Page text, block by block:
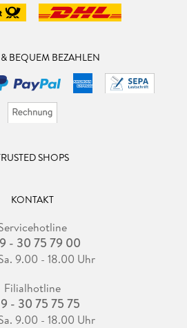
BEQUEM BEZAHLEN
SHOPS
KONTAKT
- 30 75 79 00
9.00 - 18.00 Uhr
Filialhotline
- 30 75 75 75
9.00 - 18.00 Uhr